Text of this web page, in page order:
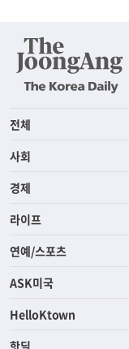
전체
사회
경제
라이프
연예/스포츠
ASK미국